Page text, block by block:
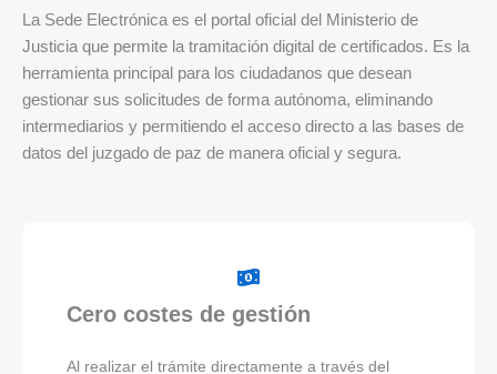
La Sede Electrónica es el portal oficial del Ministerio de
Justicia que permite la tramitación digital de certificados. Es la
herramienta principal para los ciudadanos que desean
gestionar sus solicitudes de forma autónoma, eliminando
intermediarios y permitiendo el acceso directo a las bases de
datos del juzgado de paz de manera oficial y segura.
Cero costes de gestión
Al realizar el trámite directamente a través del